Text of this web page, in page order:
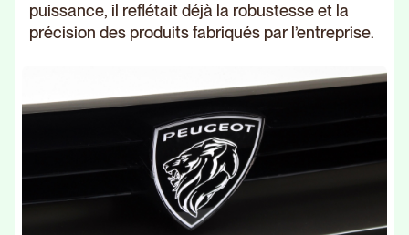
puissance, il reflétait déjà la robustesse et la
précision des produits fabriqués par l’entreprise.